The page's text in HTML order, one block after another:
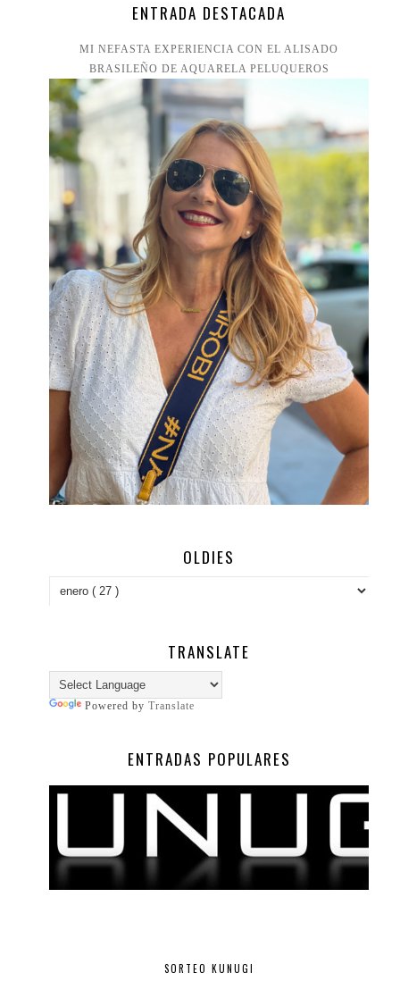
ENTRADA DESTACADA
MI NEFASTA EXPERIENCIA CON EL ALISADO
BRASILEÑO DE AQUARELA PELUQUEROS
OLDIES
TRANSLATE
Powered by Translate
ENTRADAS POPULARES
SORTEO KUNUGI